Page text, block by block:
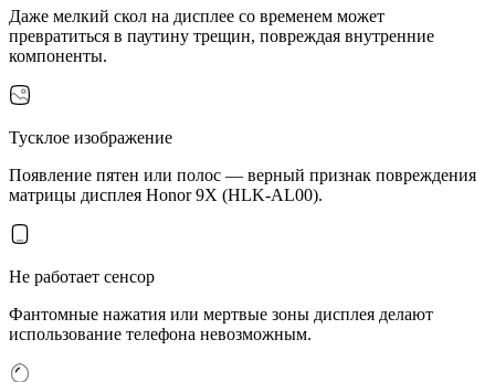
Даже мелкий скол на дисплее со временем может
превратиться в паутину трещин, повреждая внутренние
компоненты.
Тусклое изображение
Появление пятен или полос — верный признак повреждения
матрицы дисплея Honor 9X (HLK-AL00).
Не работает сенсор
Фантомные нажатия или мертвые зоны дисплея делают
использование телефона невозможным.